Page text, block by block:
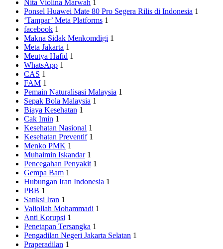
Nita Violina Marwah 1
Ponsel Huawei Mate 80 Pro Segera Rilis di Indonesia 1
‘Tampar’ Meta Platforms 1
facebook 1
Makna Sidak Menkomdigi 1
Meta Jakarta 1
Meutya Hafid 1
WhatsApp 1
CAS 1
FAM 1
Pemain Naturalisasi Malaysia 1
Sepak Bola Malaysia 1
Biaya Kesehatan 1
Cak Imin 1
Kesehatan Nasional 1
Kesehatan Preventif 1
Menko PMK 1
Muhaimin Iskandar 1
Pencegahan Penyakit 1
Gempa Bam 1
Hubungan Iran Indonesia 1
PBB 1
Sanksi Iran 1
Valiollah Mohammadi 1
Anti Korupsi 1
Penetapan Tersangka 1
Pengadilan Negeri Jakarta Selatan 1
Praperadilan 1